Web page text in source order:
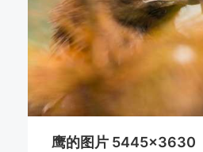
鹰的图片 5445×3630